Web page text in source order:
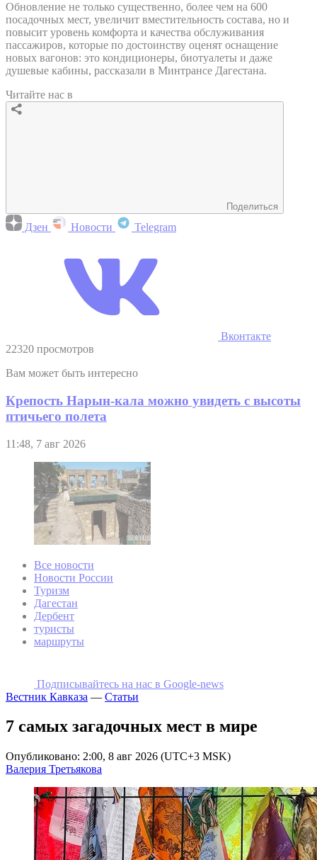
Обновление не только существенно, более чем на 600
посадочных мест, увеличит вместительность состава, но и
повысит уровень комфорта и качества обслуживания
пассажиров, которые по достоинству оценят оснащение
новых вагонов: это кондиционеры, биотуалеты и даже
душевые кабины, рассказали в Минтрансе Дагестана.
Читайте нас в
Поделиться
Дзен Новости Telegram
Вконтакте
22320 просмотров
Вам может быть интересно
Крепость Нарын-кала можно увидеть с высоты
птичьего полета
11:48, 7 авг 2026
Все новости
Новости России
Туризм
Дагестан
Дербент
туристы
маршруты
Подписывайтесь на наc в Google-news
Вестник Кавказа — Статьи
7 самых загадочных мест в мире
Опубликовано: 2:00, 8 авг 2026 (UTC+3 MSK)
Валерия Третьякова